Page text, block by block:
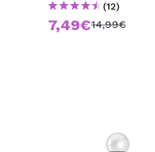
(12)
7,49€14,99€